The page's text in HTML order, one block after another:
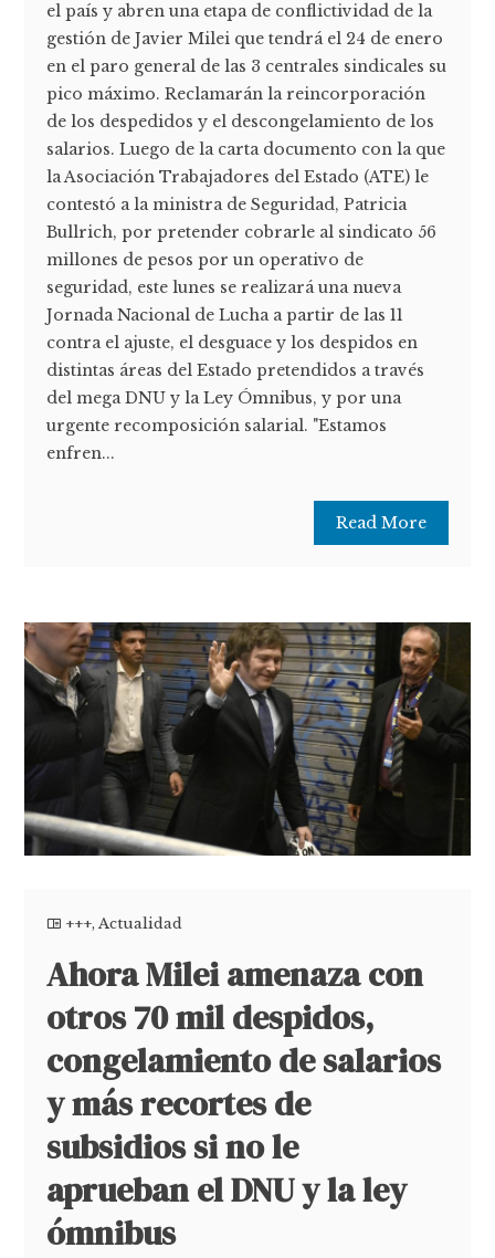
el país y abren una etapa de conflictividad de la
gestión de Javier Milei que tendrá el 24 de enero
en el paro general de las 3 centrales sindicales su
pico máximo. Reclamarán la reincorporación
de los despedidos y el descongelamiento de los
salarios. Luego de la carta documento con la que
la Asociación Trabajadores del Estado (ATE) le
contestó a la ministra de Seguridad, Patricia
Bullrich, por pretender cobrarle al sindicato 56
millones de pesos por un operativo de
seguridad, este lunes se realizará una nueva
Jornada Nacional de Lucha a partir de las 11
contra el ajuste, el desguace y los despidos en
distintas áreas del Estado pretendidos a través
del mega DNU y la Ley Ómnibus, y por una
urgente recomposición salarial. "Estamos
enfren...
Read More
+++,Actualidad
Ahora Milei amenaza con
otros 70 mil despidos,
congelamiento de salarios
y más recortes de
subsidios si no le
aprueban el DNU y la ley
ómnibus